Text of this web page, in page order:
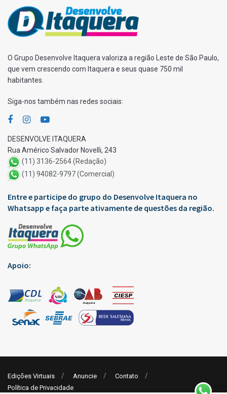
O Grupo Desenvolve Itaquera valoriza a região Leste de São Paulo,
que vem crescendo com Itaquera e seus quase 750 mil
habitantes.
Siga-nos também nas redes sociais:
DESENVOLVE ITAQUERA
Rua Américo Salvador Novelli, 243
(11) 3136-2564 (Redação)
(11) 94082-9797 (Comercial)
Entre e participe do grupo do Desenvolve Itaquera no
Whatsapp e faça parte ativamente de questões da região.
Apoio:
Edições Virtuais Anuncie
Contato
Política de Privacidade